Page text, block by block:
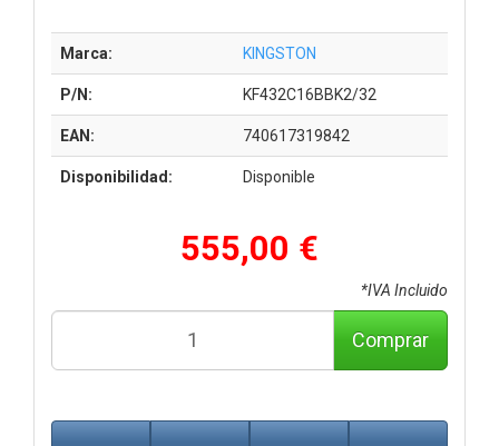
Marca: KINGSTON
P/N: KF432C16BBK2/32
EAN: 740617319842
Disponibilidad: Disponible
555,00 €
*IVA Incluido
Comprar